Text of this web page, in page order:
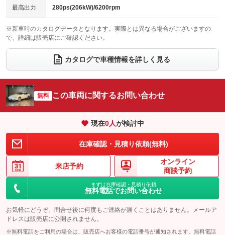
チップアップシート
：装備なし
：装備なし ：装備なし
ウォークスルー
：装備なし
電動リアゲート フロントカメラ
：装備なし
：装備なし ：装備なし
サイドカメラ
：装備なし ルーフレール
：装備なし
：装備なし
：装備なし
最高出力 280ps(206kW)/6200rpm
※新車時のカタログデータとなります。実際とは異なる場合がございますの
で、詳細は販売店にご確認ください。
カタログで車種情報を詳しく見る
無料 この車両に関するお問い合わせ
現在0人が検討中
在庫確認・見積り依頼(無料)
来店予約
オンライン
商談予約
まずは在庫確認・見積り依頼
無料電話でお問い合わせ
お気軽にどうぞ。問合せ後に何度もご連絡が届くことはありません。メールア
ドレスは販売店に公開されません。
※無料電話をご利用の場合は、販売店へお客様の電話番号が通知されます。無料電話